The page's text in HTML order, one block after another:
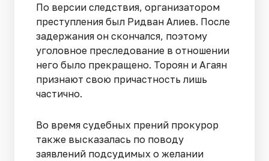
По версии следствия, организатором
преступления был Ридван Алиев. После
задержания он скончался, поэтому
уголовное преследование в отношении
него было прекращено. Тороян и Агаян
признают свою причастность лишь
частично.
Во время судебных прений прокурор
также высказалась по поводу
заявлений подсудимых о желании